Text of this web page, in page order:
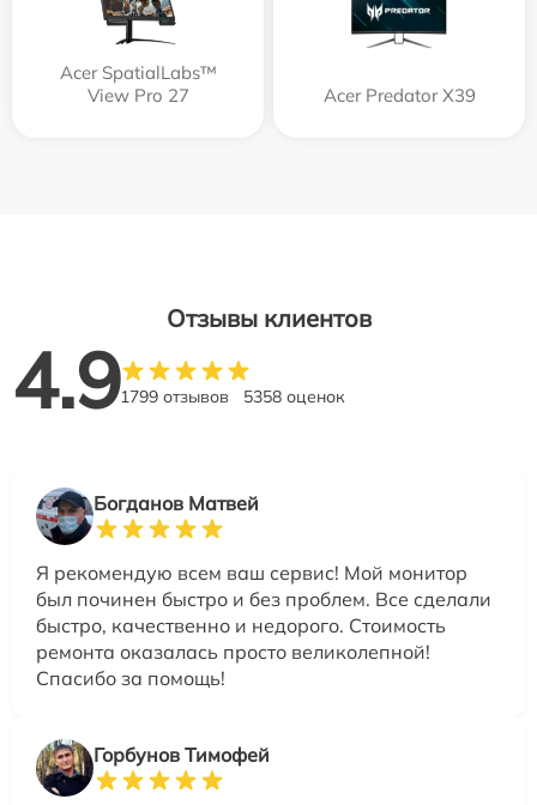
Acer SpatialLabs™
View Pro 27
Acer Predator X39
Отзывы клиентов
4.91799 отзывов 5358 оценок
Богданов Матвей
Я рекомендую всем ваш сервис! Мой монитор
был починен быстро и без проблем. Все сделали
быстро, качественно и недорого. Стоимость
ремонта оказалась просто великолепной!
Спасибо за помощь!
Горбунов Тимофей